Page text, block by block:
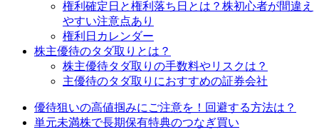
権利確定日と権利落ち日とは？株初心者が間違え
やすい注意点あり
権利日カレンダー
株主優待のタダ取りとは？
株主優待タダ取りの手数料やリスクは？
主優待のタダ取りにおすすめの証券会社
優待狙いの高値掴みにご注意を！回避する方法は？
単元未満株で長期保有特典のつなぎ買い